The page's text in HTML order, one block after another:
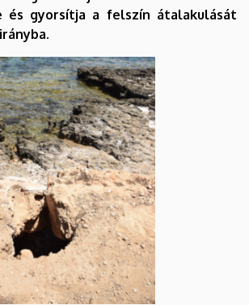
és gyorsítja a felszín átalakulását